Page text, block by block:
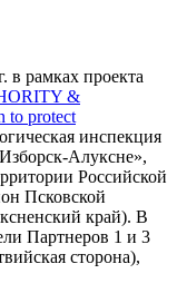
в рамках проекта
&
to protect
инспекция
Алуксне»,
Российской
Псковской
край). В
Партнеров 1 и 3
сторона),